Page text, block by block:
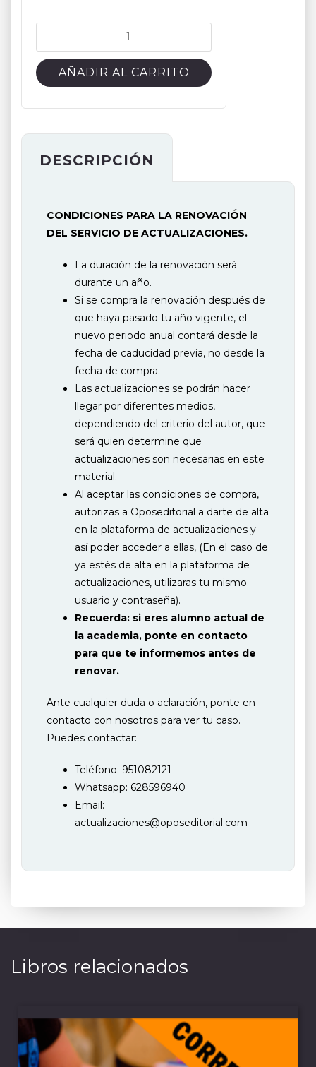
hasta
32,50€
de
renovación
de
de
Junta
AÑADIR AL CARRITO
DESCRIPCIÓN
CONDICIONES PARA LA RENOVACIÓN
DEL SERVICIO DE ACTUALIZACIONES.
La duración de la renovación será
durante un año.
Si se compra la renovación después de
que haya pasado tu año vigente, el
nuevo periodo anual contará desde la
fecha de caducidad previa, no desde la
fecha de compra.
Las actualizaciones se podrán hacer
llegar por diferentes medios,
dependiendo del criterio del autor, que
será quien determine que
actualizaciones son necesarias en este
material.
Al aceptar las condiciones de compra,
autorizas a Oposeditorial a darte de alta
en la plataforma de actualizaciones y
así poder acceder a ellas, (En el caso de
ya estés de alta en la plataforma de
actualizaciones, utilizaras tu mismo
usuario y contraseña).
Recuerda: si eres alumno actual de
la academia, ponte en contacto
para que te informemos antes de
renovar.
Ante cualquier duda o aclaración, ponte en
contacto con nosotros para ver tu caso.
Puedes contactar:
Teléfono: 951082121
Whatsapp: 628596940
Email:
actualizaciones@oposeditorial.com
Libros relacionados